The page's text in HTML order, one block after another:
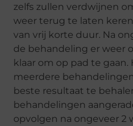
zelfs zullen verdwijnen
weer terug te laten
van vrij korte duur. Na
de behandeling er weer
klaar om op pad te gaan.
meerdere
beste resultaat te
behandelingen
opvolgen na ongeveer 2